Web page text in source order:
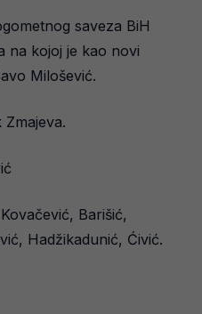
saveza BiH
na kojoj je kao novi
Milošević.
Barišić,
Hadžikadunić, Ćivić.